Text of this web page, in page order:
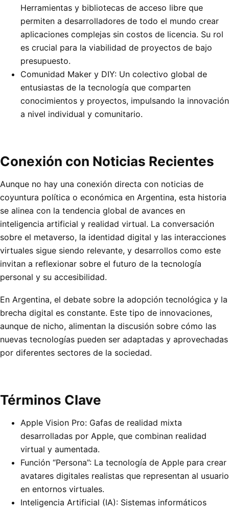
Herramientas y bibliotecas de acceso libre que
permiten a desarrolladores de todo el mundo crear
aplicaciones complejas sin costos de licencia. Su rol
es crucial para la viabilidad de proyectos de bajo
presupuesto.
Comunidad Maker y DIY: Un colectivo global de
entusiastas de la tecnología que comparten
conocimientos y proyectos, impulsando la innovación
a nivel individual y comunitario.
Conexión con Noticias Recientes
Aunque no hay una conexión directa con noticias de
coyuntura política o económica en Argentina, esta historia
se alinea con la tendencia global de avances en
inteligencia artificial y realidad virtual. La conversación
sobre el metaverso, la identidad digital y las interacciones
virtuales sigue siendo relevante, y desarrollos como este
invitan a reflexionar sobre el futuro de la tecnología
personal y su accesibilidad.
En Argentina, el debate sobre la adopción tecnológica y la
brecha digital es constante. Este tipo de innovaciones,
aunque de nicho, alimentan la discusión sobre cómo las
nuevas tecnologías pueden ser adaptadas y aprovechadas
por diferentes sectores de la sociedad.
Términos Clave
Apple Vision Pro: Gafas de realidad mixta
desarrolladas por Apple, que combinan realidad
virtual y aumentada.
Función “Persona”: La tecnología de Apple para crear
avatares digitales realistas que representan al usuario
en entornos virtuales.
Inteligencia Artificial (IA): Sistemas informáticos